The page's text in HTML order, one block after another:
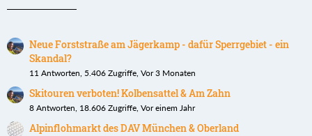
Neue Forststraße am Jägerkamp - dafür Sperrgebiet - ein
Skandal?
11 Antworten, 5.406 Zugriffe, Vor 3 Monaten
Skitouren verboten! Kolbensattel & Am Zahn
8 Antworten, 18.606 Zugriffe, Vor einem Jahr
Alpinflohmarkt des DAV München & Oberland